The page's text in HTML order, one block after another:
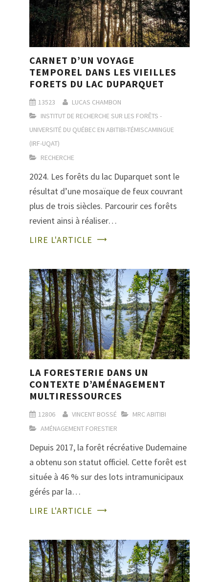
CARNET D’UN VOYAGE
TEMPOREL DANS LES VIEILLES
FORETS DU LAC DUPARQUET
13523
LUCAS CHAMBON
INSTITUT DE RECHERCHE SUR LES FORÊTS -
UNIVERSITÉ DU QUÉBEC EN ABITIBI-TÉMISCAMINGUE
(IRF-UQAT)
RECHERCHE
2024. Les forêts du lac Duparquet sont le
résultat d’une mosaïque de feux couvrant
plus de trois siècles. Parcourir ces forêts
revient ainsi à réaliser…
LIRE L'ARTICLE
LA FORESTERIE DANS UN
CONTEXTE D’AMÉNAGEMENT
MULTIRESSOURCES
12806 VINCENT BOSSÉ
MRC ABITIBI
AMÉNAGEMENT FORESTIER
Depuis 2017, la forêt récréative Dudemaine
a obtenu son statut officiel. Cette forêt est
située à 46 % sur des lots intramunicipaux
gérés par la…
LIRE L'ARTICLE